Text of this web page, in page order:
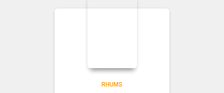
RHUMS